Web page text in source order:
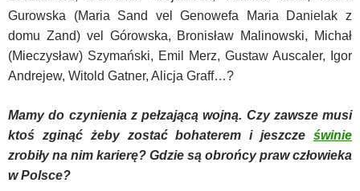
Gurowska (Maria Sand vel Genowefa Maria Danielak z
domu Zand) vel Górowska, Bronisław Malinowski, Michał
(Mieczysław) Szymański, Emil Merz, Gustaw Auscaler, Igor
Andrejew, Witold Gatner, Alicja Graff…?
Mamy do czynienia z pełzającą wojną. Czy zawsze musi
ktoś zginąć żeby zostać bohaterem i jeszcze świnie
zrobiły na nim karierę? Gdzie są obrońcy praw człowieka
w Polsce?